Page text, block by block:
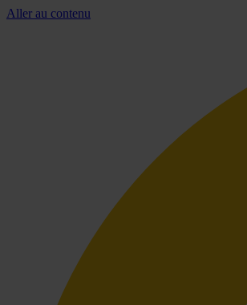
Aller au contenu